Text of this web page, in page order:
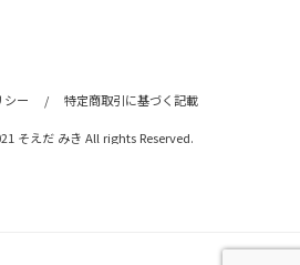
シー / 特定商取引に基づく記載
そえだ みき All rights Reserved.